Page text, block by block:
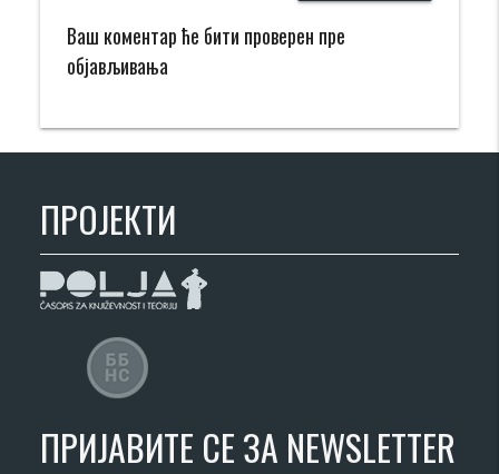
Ваш коментар ће бити проверен пре
објављивања
ПРОЈЕКТИ
ПРИЈАВИТЕ СЕ ЗА NEWSLETTER